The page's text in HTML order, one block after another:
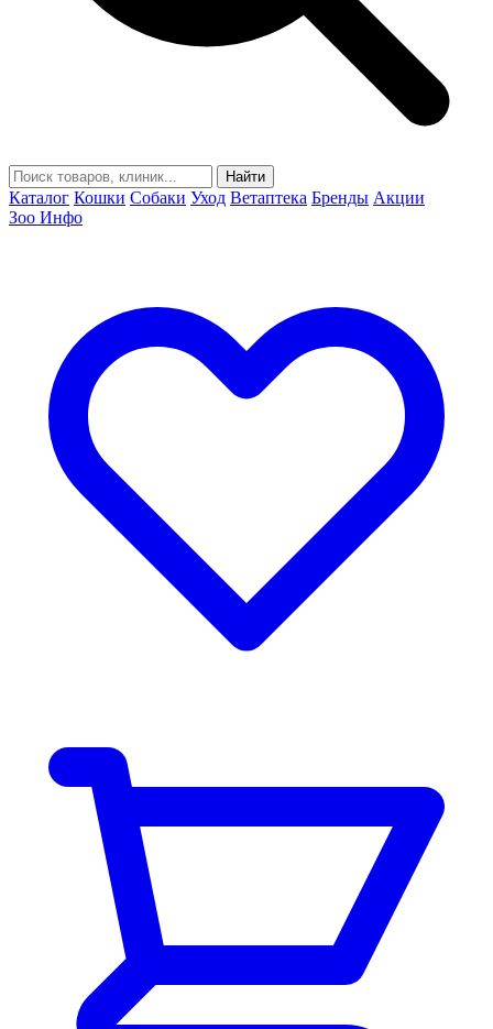
Найти
Каталог Кошки Собаки Уход Ветаптека Бренды Акции
Зоо Инфо